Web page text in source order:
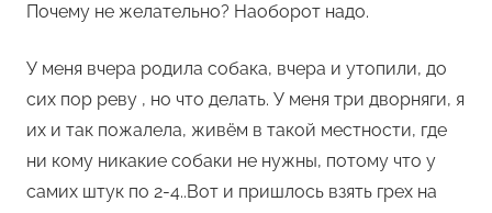
Почему не желательно? Наоборот надо.
У меня вчера родила собака, вчера и утопили, до
сих пор реву , но что делать. У меня три дворняги, я
их и так пожалела, живём в такой местности, где
ни кому никакие собаки не нужны, потому что у
самих штук по 2-4..Вот и пришлось взять грех на